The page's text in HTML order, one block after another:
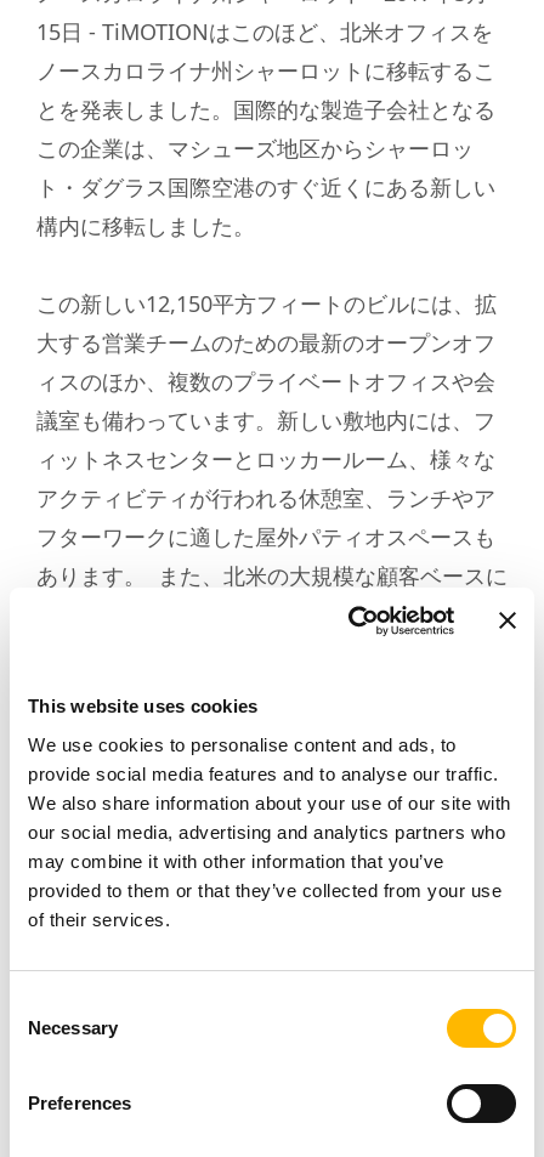
This website uses cookies
We use cookies to personalise content and ads, to
provide social media features and to analyse our traffic.
We also share information about your use of our site with
our social media, advertising and analytics partners who
may combine it with other information that you’ve
provided to them or that they’ve collected from your use
of their services.
Selection
Necessary
Preferences
15日 - TiMOTIONはこのほど、北米オフィスを
ノースカロライナ州シャーロットに移転するこ
とを発表しました。国際的な製造子会社となる
この企業は、マシューズ地区からシャーロッ
ト・ダグラス国際空港のすぐ近くにある新しい
構内に移転しました。
この新しい12,150平方フィートのビルには、拡
大する営業チームのための最新のオープンオフ
ィスのほか、複数のプライベートオフィスや会
議室も備わっています。新しい敷地内には、フ
ィットネスセンターとロッカールーム、様々な
アクティビティが行われる休憩室、ランチやア
フターワークに適した屋外パティオスペースも
あります。 また、北米の大規模な顧客ベースに
最高のサービスを提供し続けるため、倉庫スペ
能になりました。
TiMOTIONの新しいオフィスの住所は 1535
Center Park Drive, Charlotte, NC 28217にな
ります。
その他の情報をご希望の場合は、電話 (704-708-
sales.us@timotion.com)
TiMOTIONは業界大手の電動リニアアクチュエ